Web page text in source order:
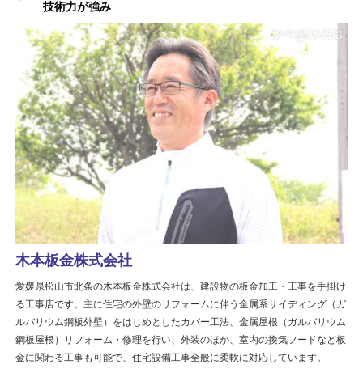
技術力が強み
木本板金株式会社
愛媛県松山市北条の木本板金株式会社は、建設物の板金加工・工事を手掛け
る工事店です。主に住宅の外壁のリフォームに伴う金属系サイディング（ガ
ルバリウム鋼板外壁）をはじめとしたカバー工法、金属屋根（ガルバリウム
鋼板屋根）リフォーム・修理を行い、外装のほか、室内の換気フードなど板
金に関わる工事も可能で、住宅設備工事全般に柔軟に対応しています。